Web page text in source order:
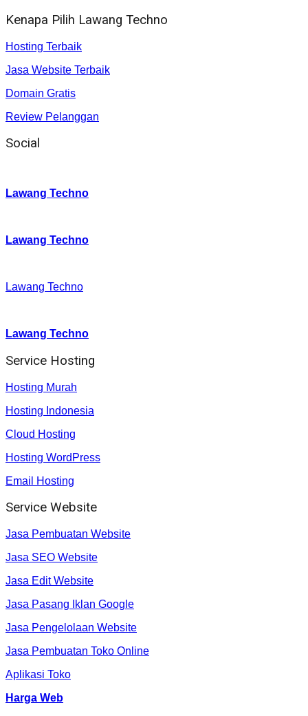
Kenapa Pilih Lawang Techno
Hosting Terbaik
Jasa Website Terbaik
Domain Gratis
Review Pelanggan
Social
Lawang Techno
Lawang Techno
Lawang Techno
Lawang Techno
Service Hosting
Hosting Murah
Hosting Indonesia
Cloud Hosting
Hosting WordPress
Email Hosting
Service Website
Jasa Pembuatan Website
Jasa SEO Website
Jasa Edit Website
Jasa Pasang Iklan Google
Jasa Pengelolaan Website
Jasa Pembuatan Toko Online
Aplikasi Toko
Harga Web